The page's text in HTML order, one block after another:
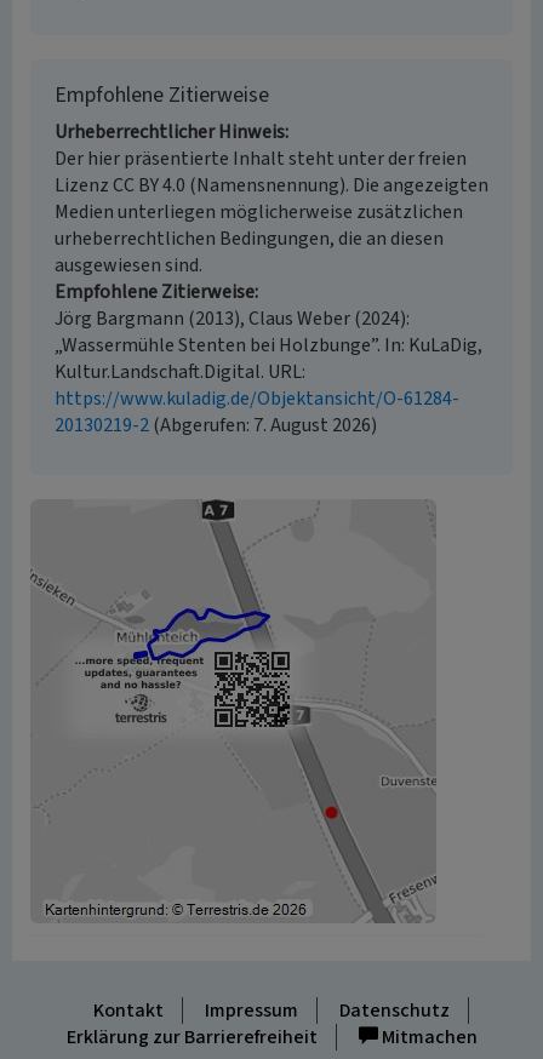
Empfohlene Zitierweise
Urheberrechtlicher Hinweis
Der hier präsentierte Inhalt steht unter der freien
Lizenz CC BY 4.0 (Namensnennung). Die angezeigten
Medien unterliegen möglicherweise zusätzlichen
urheberrechtlichen Bedingungen, die an diesen
ausgewiesen sind.
Empfohlene Zitierweise
Jörg Bargmann (2013), Claus Weber (2024):
„Wassermühle Stenten bei Holzbunge”. In: KuLaDig,
Kultur.Landschaft.Digital. URL:
https://www.kuladig.de/Objektansicht/O-61284-
20130219-2(Abgerufen: 7. August 2026)
Kontakt Impressum
Datenschutz
Erklärung zur Barrierefreiheit
Mitmachen